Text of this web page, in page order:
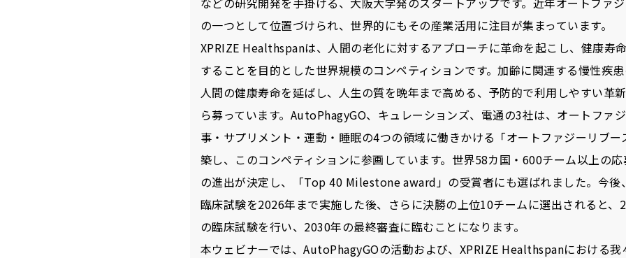
の一つとして位置づけられ、世界的にもその産業活用に注目が集まっています。
XPRIZE Healthspanは、人間の老化に対するアプローチに革命を起こし、健康寿
することを目的とした世界規模のコンペティションです。加齢に関連する慢性疾患
人間の健康寿命を延ばし、人生の質を晩年まで高める、予防的で利用しやすい革
ら募っています。AutoPhagyGO、キュレーションズ、電通の3社は、オートファ
事・サプリメント・運動・睡眠の4つの領域に働きかける「オートファジーリブ
築し、このコンペティションに参画しています。世界58カ国・600チーム以上の
の進出が決定し、「Top 40 Milestone award」の受賞者にも選ばれました。今後
臨床試験を2026年まで実施した後、さらに決勝の上位10チームに選出されると、
の臨床試験を行い、2030年の最終審査に臨むことになります。
本ウェビナーでは、AutoPhagyGOの活動および、XPRIZE Healthspanにおける我